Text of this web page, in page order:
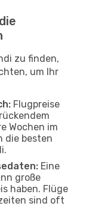
zu finden,
um Ihr
Flugpreise
Wochen im
die besten
Eine
große
haben. Flüge
sind oft